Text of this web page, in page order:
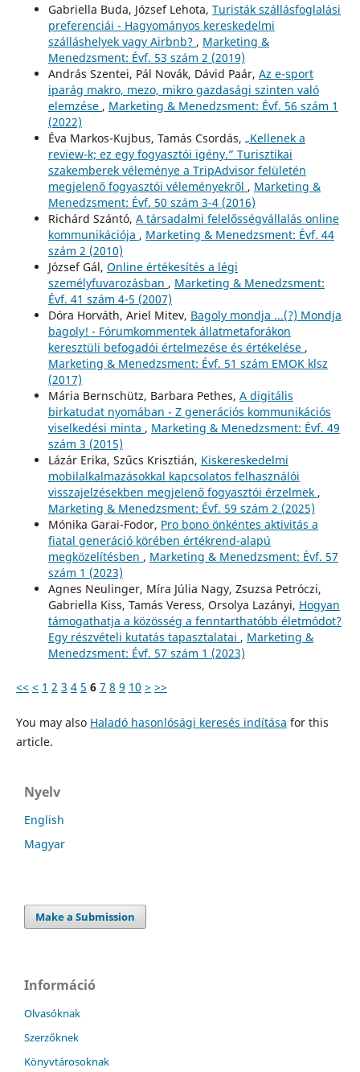
Gabriella Buda, József Lehota, Turisták szállásfoglalási
preferenciái - Hagyományos kereskedelmi
szálláshelyek vagy Airbnb? , Marketing &
Menedzsment: Évf. 53 szám 2 (2019)
András Szentei, Pál Novák, Dávid Paár, Az e-sport
iparág makro, mezo, mikro gazdasági szinten való
elemzése , Marketing & Menedzsment: Évf. 56 szám 1
(2022)
Éva Markos-Kujbus, Tamás Csordás, „Kellenek a
review-k; ez egy fogyasztói igény.” Turisztikai
szakemberek véleménye a TripAdvisor felületén
megjelenő fogyasztói véleményekről , Marketing &
Menedzsment: Évf. 50 szám 3-4 (2016)
Richárd Szántó, A társadalmi felelősségvállalás online
kommunikációja , Marketing & Menedzsment: Évf. 44
szám 2 (2010)
József Gál, Online értékesítés a légi
személyfuvarozásban , Marketing & Menedzsment:
Évf. 41 szám 4-5 (2007)
Dóra Horváth, Ariel Mitev, Bagoly mondja ...(?) Mondja
bagoly! - Fórumkommentek állatmetaforákon
keresztüli befogadói értelmezése és értékelése ,
Marketing & Menedzsment: Évf. 51 szám EMOK klsz
(2017)
Mária Bernschütz, Barbara Pethes, A digitális
birkatudat nyomában - Z generációs kommunikációs
viselkedési minta , Marketing & Menedzsment: Évf. 49
szám 3 (2015)
Lázár Erika, Szűcs Krisztián, Kiskereskedelmi
mobilalkalmazásokkal kapcsolatos felhasználói
visszajelzésekben megjelenő fogyasztói érzelmek ,
Marketing & Menedzsment: Évf. 59 szám 2 (2025)
Mónika Garai-Fodor, Pro bono önkéntes aktivitás a
fiatal generáció körében értékrend-alapú
megközelítésben , Marketing & Menedzsment: Évf. 57
szám 1 (2023)
Agnes Neulinger, Míra Júlia Nagy, Zsuzsa Petróczi,
Gabriella Kiss, Tamás Veress, Orsolya Lazányi, Hogyan
támogathatja a közösség a fenntarthatóbb életmódot?
Egy részvételi kutatás tapasztalatai , Marketing &
Menedzsment: Évf. 57 szám 1 (2023)
<< < 1 2 3 4 5 6 7 8 9 10 > >>
You may also Haladó hasonlósági keresés indítása for this
article.
Nyelv
English
Magyar
Make a Submission
Információ
Olvasóknak
Szerzőknek
Könyvtárosoknak